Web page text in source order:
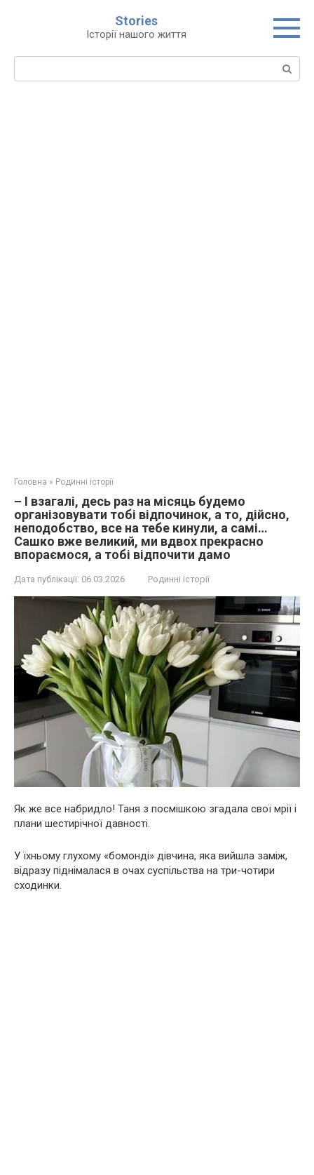
Stories
Історії нашого життя
Пошук:
Головна » Родинні історії
– І взагалі, десь раз на місяць будемо
організовувати тобі відпочинок, а то, дійсно,
неподобство, все на тебе кинули, а самі…
Сашко вже великий, ми вдвох прекрасно
впораємося, а тобі відпочити дамо
Дата публікації: 06.03.2026 Родинні історії
Як же все набридло! Таня з посмішкою згадала свої мрії і
плани шестирічної давності.
У їхньому глухому «бомонді» дівчина, яка вийшла заміж,
відразу піднімалася в очах суспільства на три-чотири
сходинки.